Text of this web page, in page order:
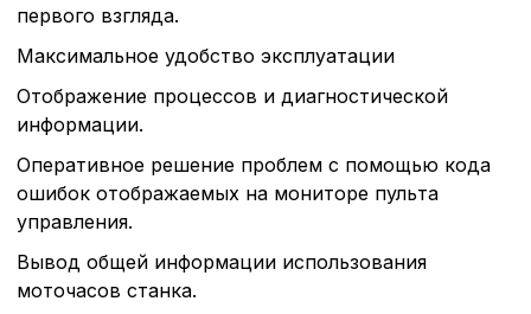
первого взгляда.
Максимальное удобство эксплуатации
Отображение процессов и диагностической
информации.
Оперативное решение проблем с помощью кода
ошибок отображаемых на мониторе пульта
управления.
Вывод общей информации использования
моточасов станка.